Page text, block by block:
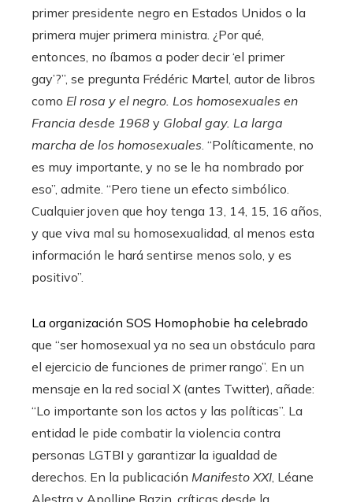
primer presidente negro en Estados Unidos o la
primera mujer primera ministra. ¿Por qué,
entonces, no íbamos a poder decir ‘el primer
gay’?”, se pregunta Frédéric Martel, autor de libros
como El rosa y el negro. Los homosexuales en
Francia desde 1968 y Global gay. La larga
marcha de los homosexuales. “Políticamente, no
es muy importante, y no se le ha nombrado por
eso”, admite. “Pero tiene un efecto simbólico.
Cualquier joven que hoy tenga 13, 14, 15, 16 años,
y que viva mal su homosexualidad, al menos esta
información le hará sentirse menos solo, y es
positivo”.
La organización SOS Homophobie ha celebrado
que “ser homosexual ya no sea un obstáculo para
el ejercicio de funciones de primer rango”. En un
mensaje en la red social X (antes Twitter), añade:
“Lo importante son los actos y las políticas”. La
entidad le pide combatir la violencia contra
personas LGTBI y garantizar la igualdad de
derechos. En la publicación Manifesto XXI, Léane